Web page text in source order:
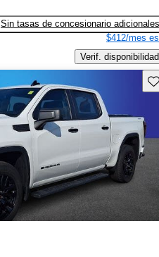
Sin tasas de concesionario adicionales
$412/mes
Verif. disponibilidad